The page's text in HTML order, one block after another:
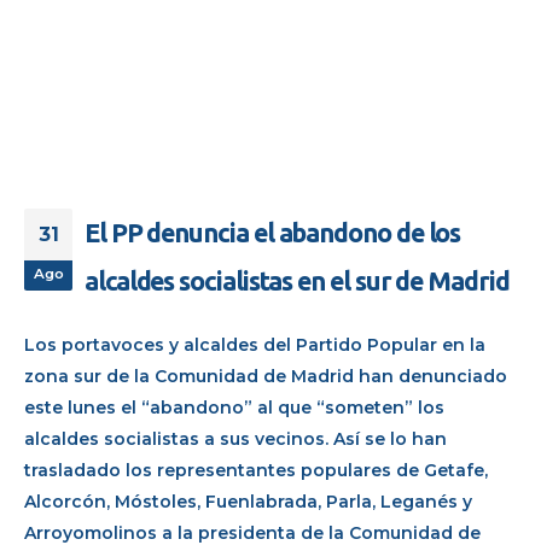
31
Ago
El PP denuncia el abandono de los
alcaldes socialistas en el sur de Madrid
Los portavoces y alcaldes del Partido Popular en la
zona sur de la Comunidad de Madrid han denunciado
este lunes el “abandono” al que “someten” los
alcaldes socialistas a sus vecinos. Así se lo han
trasladado los representantes populares de Getafe,
Alcorcón, Móstoles, Fuenlabrada, Parla, Leganés y
Arroyomolinos a la presidenta de la Comunidad de